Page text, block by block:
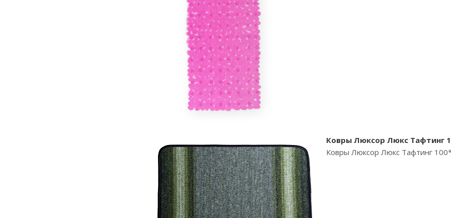
Ковры Люксор Люкс Тафтинг
Ковры Люксор Люкс Тафтинг